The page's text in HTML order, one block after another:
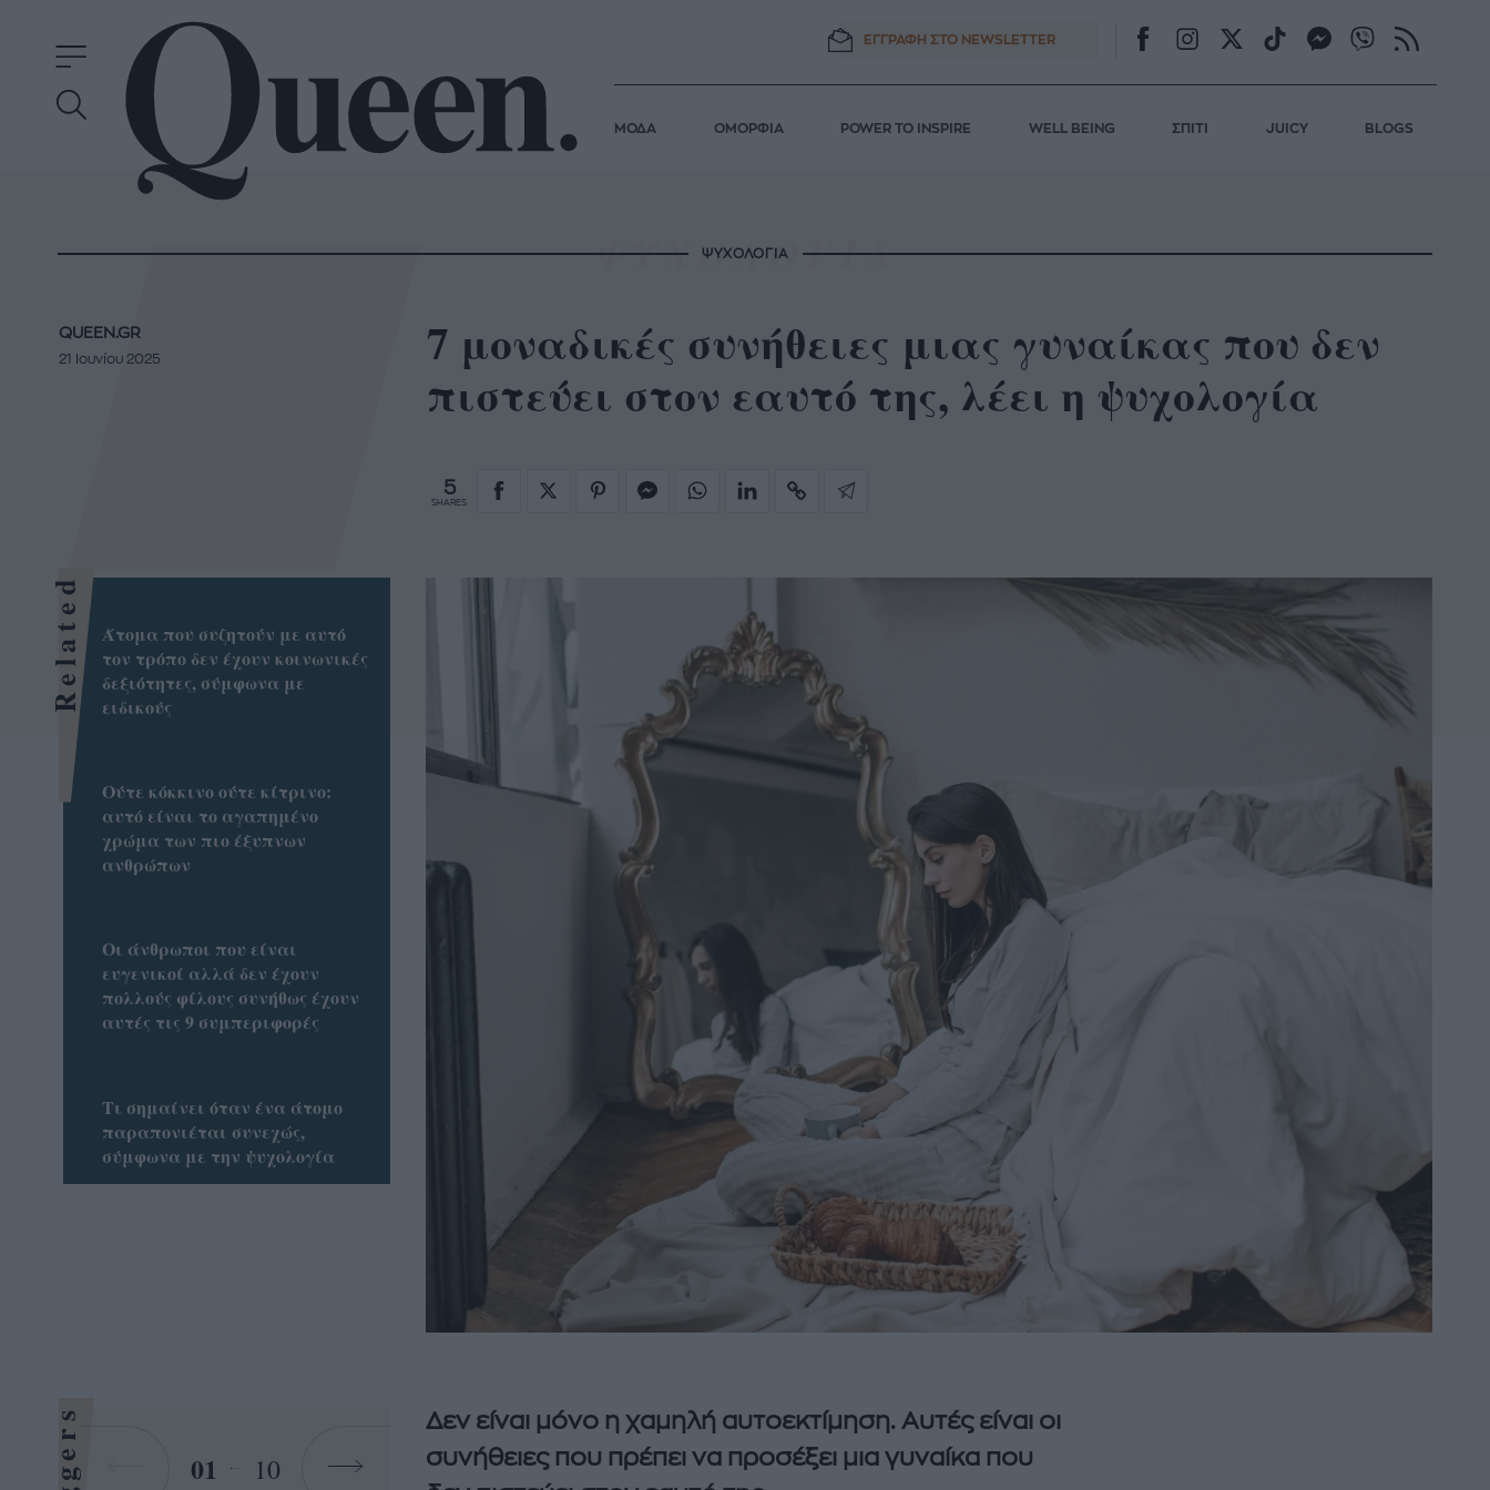
ΕΓΓΡΑΦΗ ΣΤΟ NEWSLETTER
ΜΟΔΑ ΟΜΟΡΦΙΑ POWER TO INSPIRE WELL BEING ΣΠΙΤΙ JUICY BLOGS
ΨΥΧΟΛΟΓΙΑ
7 μοναδικές συνήθειες μιας γυναίκας που δεν
πιστεύει στον εαυτό της, λέει η ψυχολογία
5
SHARES
QUEEN.GR
21 Ιουνίου 2025
Δεν είναι μόνο η χαμηλή αυτοεκτίμηση. Αυτές είναι οι
συνήθειες που πρέπει να προσέξει μια γυναίκα που
Related
Άτομα που συζητούν με αυτό
τον τρόπο δεν έχουν κοινωνικές
δεξιότητες, σύμφωνα με
ειδικούς
Ούτε κόκκινο ούτε κίτρινο:
αυτό είναι το αγαπημένο
χρώμα των πιο έξυπνων
ανθρώπων
Οι άνθρωποι που είναι
ευγενικοί αλλά δεν έχουν
πολλούς φίλους συνήθως έχουν
αυτές τις 9 συμπεριφορές
Τι σημαίνει όταν ένα άτομο
παραπονιέται συνεχώς,
σύμφωνα με την ψυχολογία
01 10